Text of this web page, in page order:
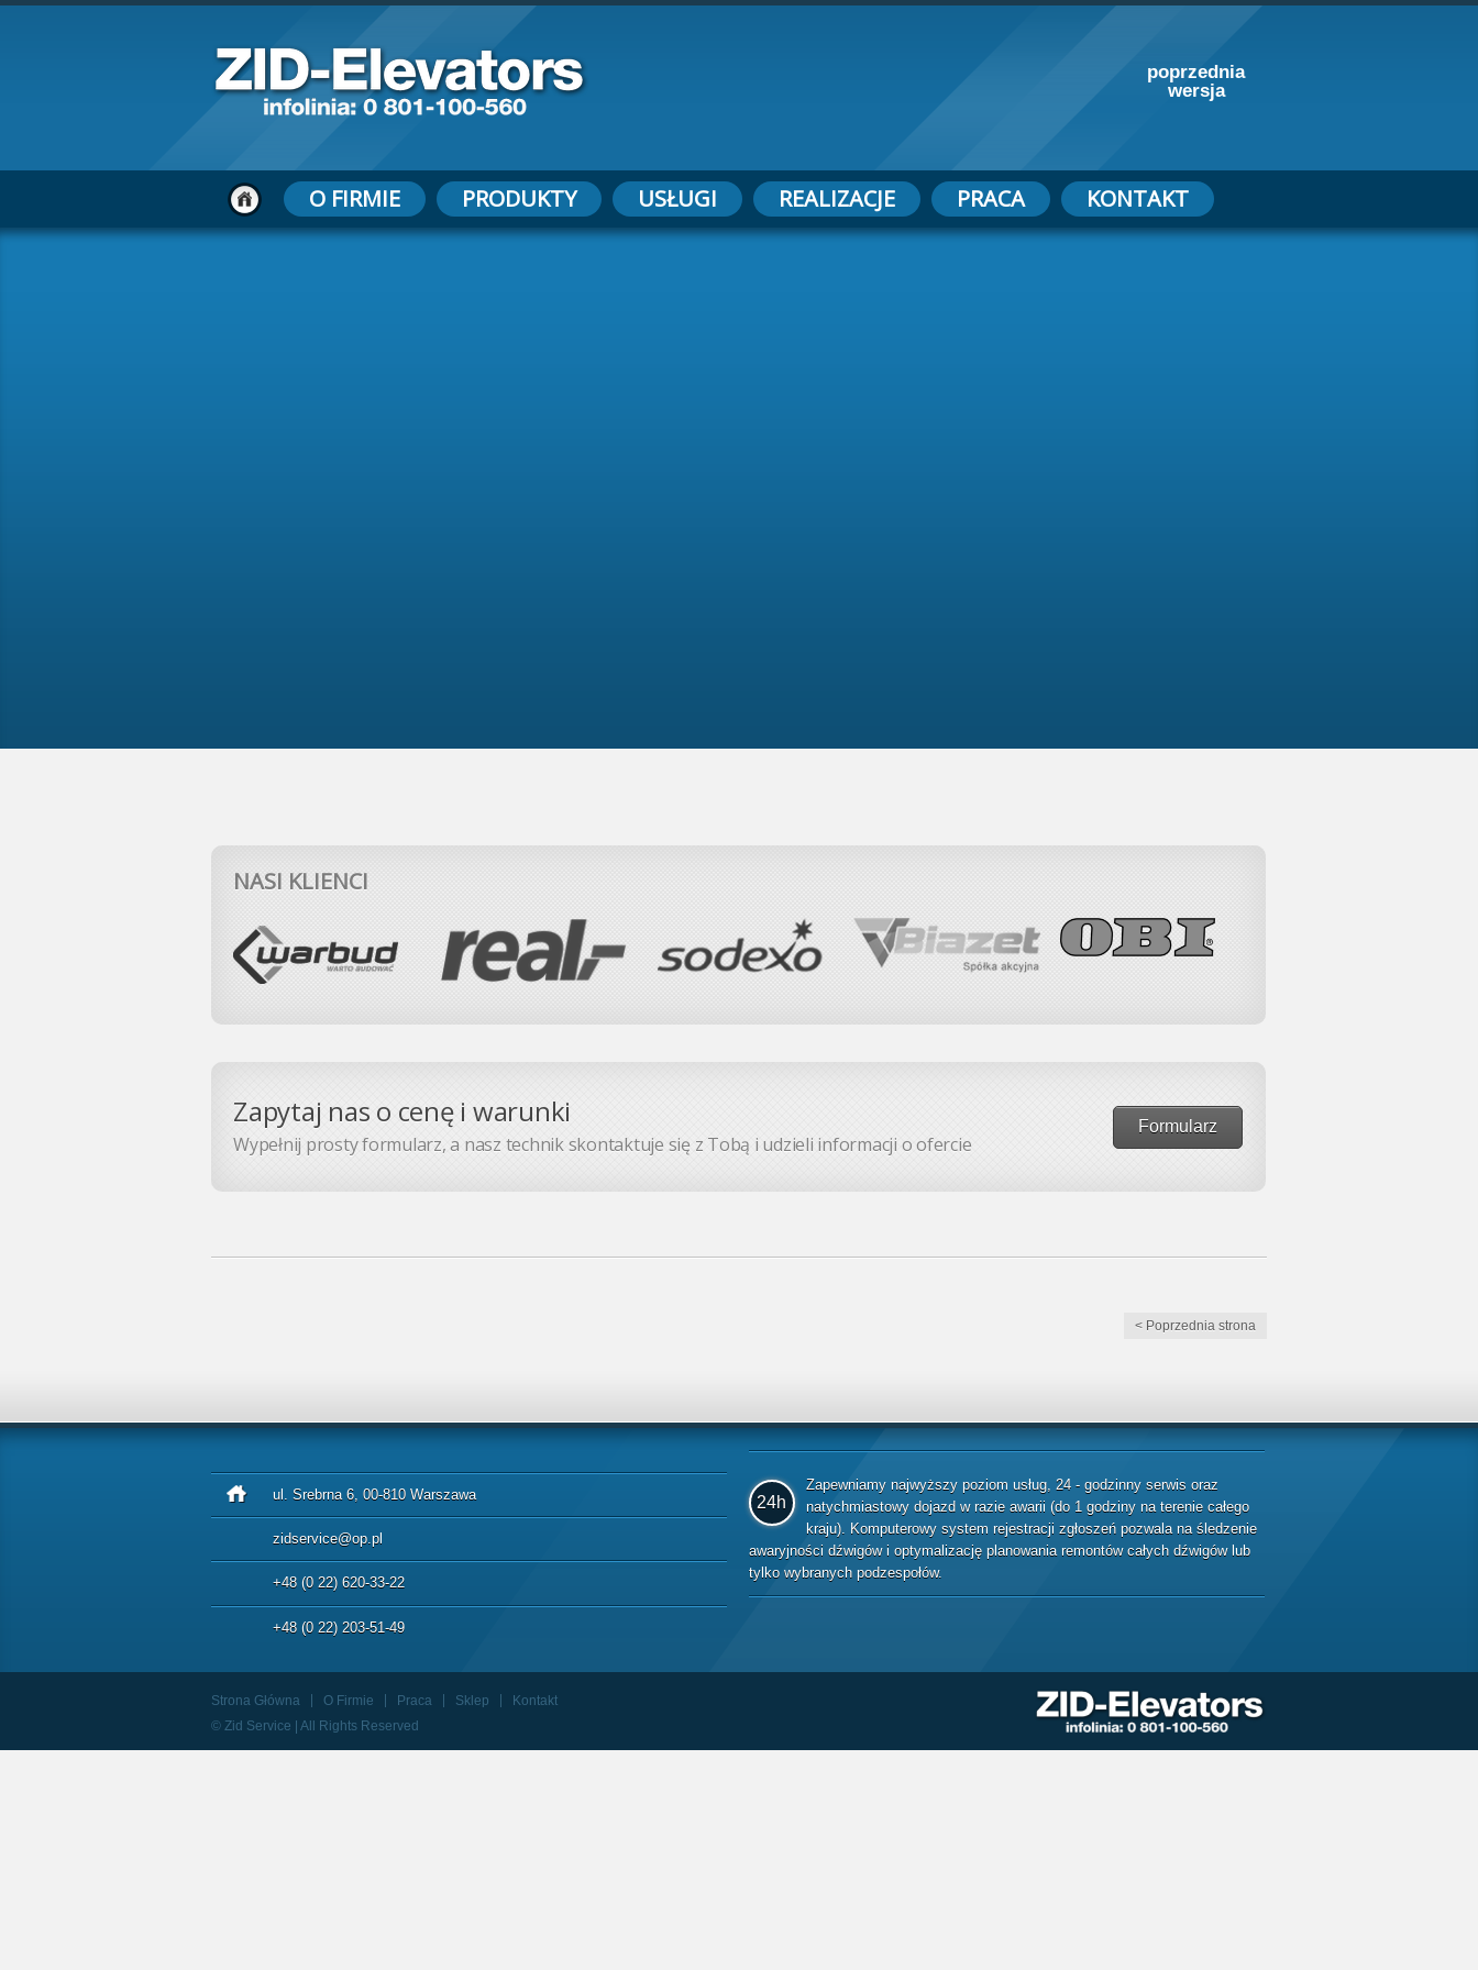
poprzednia
wersja
O FIRMIE PRODUKTY USŁUGI REALIZACJE PRACA KONTAKT
NASI KLIENCI
Zapytaj nas o cenę i warunki
Wypełnij prosty formularz, a nasz technik skontaktuje się z Tobą i udzieli informacji o ofercie
Formularz
< Poprzednia strona
ul. Srebrna 6, 00-810 Warszawa
zidservice@op.pl
+48 (0 22) 620-33-22
+48 (0 22) 203-51-49
24h
Zapewniamy najwyższy poziom usług, 24 - godzinny serwis oraz
natychmiastowy dojazd w razie awarii (do 1 godziny na terenie całego
kraju). Komputerowy system rejestracji zgłoszeń pozwala na śledzenie
awaryjności dźwigów i optymalizację planowania remontów całych dźwigów lub
tylko wybranych podzespołów.
Strona Główna O Firmie Praca Sklep
Kontakt
© Zid Service | All Rights Reserved